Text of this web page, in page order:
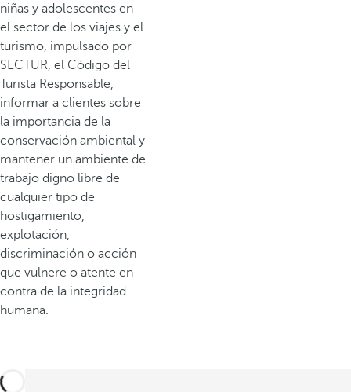
niñas y adolescentes en
el sector de los viajes y el
turismo, impulsado por
SECTUR, el Código del
Turista Responsable,
informar a clientes sobre
la importancia de la
conservación ambiental y
mantener un ambiente de
trabajo digno libre de
cualquier tipo de
hostigamiento,
explotación,
discriminación o acción
que vulnere o atente en
contra de la integridad
humana.